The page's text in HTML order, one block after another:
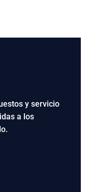
y servicio
a los